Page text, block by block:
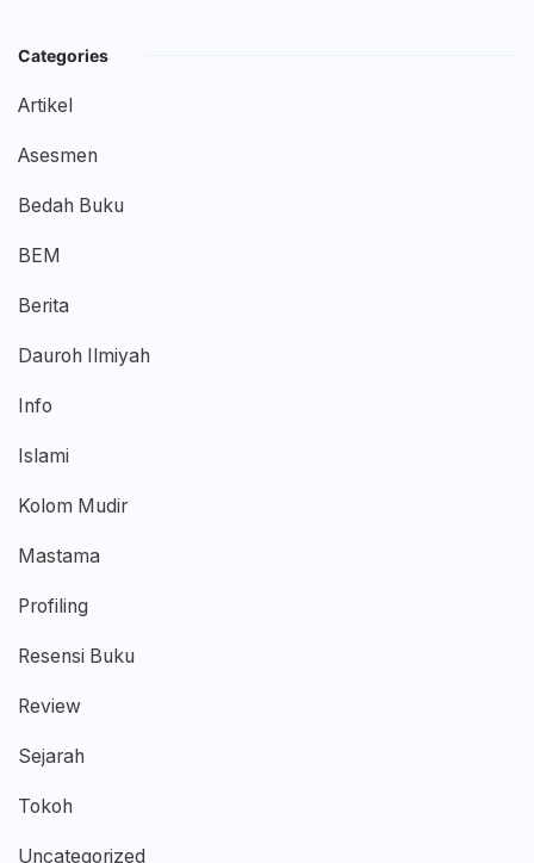
Categories
Artikel
Asesmen
Bedah Buku
BEM
Berita
Dauroh Ilmiyah
Info
Islami
Kolom Mudir
Mastama
Profiling
Resensi Buku
Review
Sejarah
Tokoh
Uncategorized